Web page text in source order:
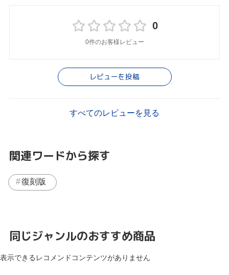
0
0件のお客様レビュー
レビューを投稿
すべてのレビューを見る
関連ワードから探す
復刻版
同じジャンルのおすすめ商品
表示できるレコメンドコンテンツがありません